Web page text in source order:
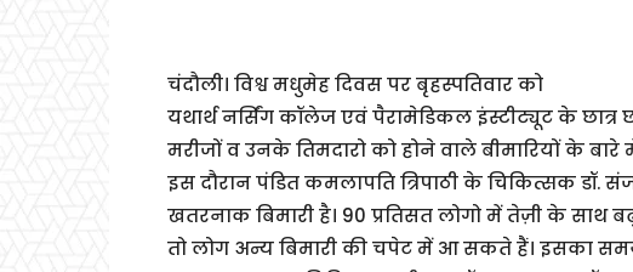
चंदौली। विश्व मधुमेह दिवस पर बृहस्पतिवार को
यथार्थ नर्सिंग कॉलेज एवं पैरामेडिकल इंस्टीट्यूट के
मरीजों व उनके तिमदारो को होने वाले बीमारियों के
इस दौरान पंडित कमलापति त्रिपाठी के चिकित्सक डॉ.
खतरनाक बिमारी है। 90 प्रतिसत लोगो में तेज़ी के साथ
तो लोग अन्य बिमारी की चपेट में आ सकते हैं। इसका